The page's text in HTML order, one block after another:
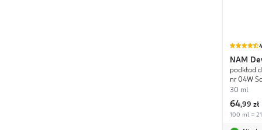
NAM
podkład
nr 04W
30 ml
64,99 zł
100 ml =